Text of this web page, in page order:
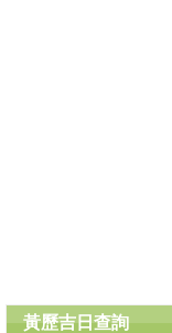
黃歷吉日查詢